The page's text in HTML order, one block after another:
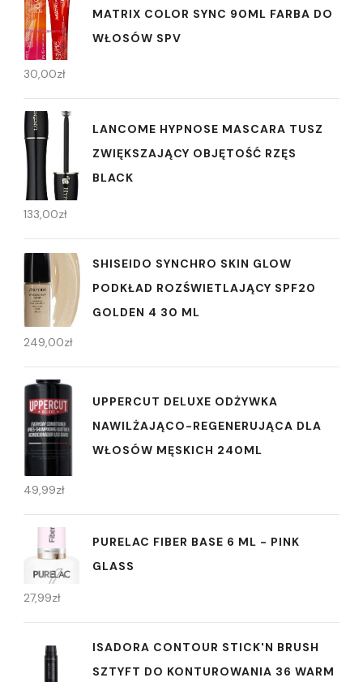
MATRIX COLOR SYNC 90ML FARBA DO
WŁOSÓW SPV
30,00zł
LANCOME HYPNOSE MASCARA TUSZ
ZWIĘKSZAJĄCY OBJĘTOŚĆ RZĘS
BLACK
133,00zł
SHISEIDO SYNCHRO SKIN GLOW
PODKŁAD ROZŚWIETLAJĄCY SPF20
GOLDEN 4 30 ML
249,00zł
UPPERCUT DELUXE ODŻYWKA
NAWILŻAJĄCO-REGENERUJĄCA DLA
WŁOSÓW MĘSKICH 240ML
49,99zł
PURELAC FIBER BASE 6 ML - PINK
GLASS
27,99zł
ISADORA CONTOUR STICK'N BRUSH
SZTYFT DO KONTUROWANIA 36 WARM